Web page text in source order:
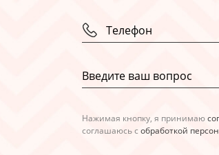
Нажимая кнопку, я принимаю
соглашаюсь с обработкой